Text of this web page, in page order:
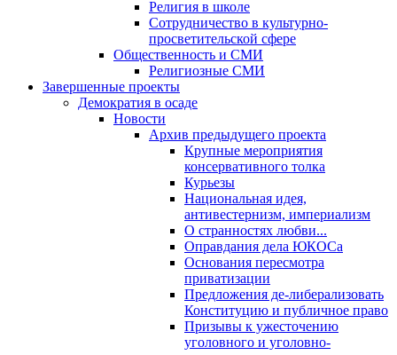
Религия в школе
Сотрудничество в культурно-
просветительской сфере
Общественность и СМИ
Религиозные СМИ
Завершенные проекты
Демократия в осаде
Новости
Архив предыдущего проекта
Крупные мероприятия
консервативного толка
Курьезы
Национальная идея,
антивестернизм, империализм
О странностях любви...
Оправдания дела ЮКОСа
Основания пересмотра
приватизации
Предложения де-либерализовать
Конституцию и публичное право
Призывы к ужесточению
уголовного и уголовно-